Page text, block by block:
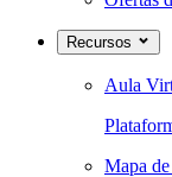
Recursos
Aula
Mapa